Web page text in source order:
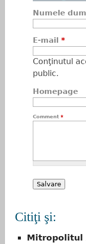
Numele
E-mail *
Conţinutul
public.
Homepage
Comment *
Citiţi şi:
Mitropolitul